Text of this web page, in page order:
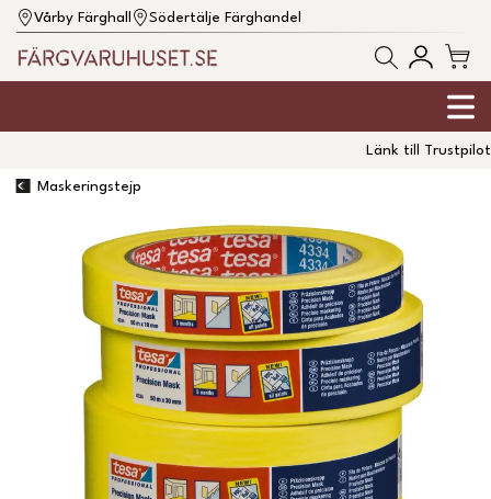
Vårby Färghall Södertälje Färghandel
Länk till Trustpilot
Maskeringstejp